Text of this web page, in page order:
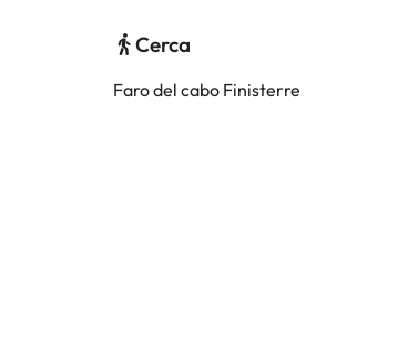
Cerca
Faro del cabo Finisterre